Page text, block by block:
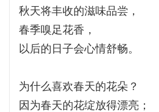
秋天将丰收的滋味品尝，
春季嗅足花香，
以后的日子会心情舒畅。
为什么喜欢春天的花朵？
因为春天的花绽放得漂亮；